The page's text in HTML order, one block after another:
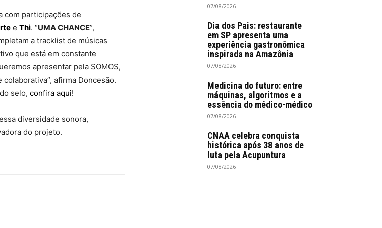
com participações de
e Thi. “UMA CHANCE”,
a tracklist de músicas
que está em constante
apresentar pela SOMOS,
afirma Doncesão.
selo, confira aqui!
diversidade sonora,
do projeto.
07/08/2026
Dia dos Pais: restaurante
em SP apresenta uma
experiência gastronômica
inspirada na Amazônia
07/08/2026
Medicina do futuro: entre
máquinas, algoritmos e a
essência do médico-médico
07/08/2026
CNAA celebra conquista
histórica após 38 anos de
luta pela Acupuntura
07/08/2026